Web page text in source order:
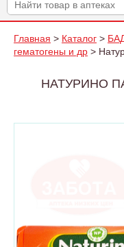
Главная > Каталог >
гематогены и др >
НАТУРИНО